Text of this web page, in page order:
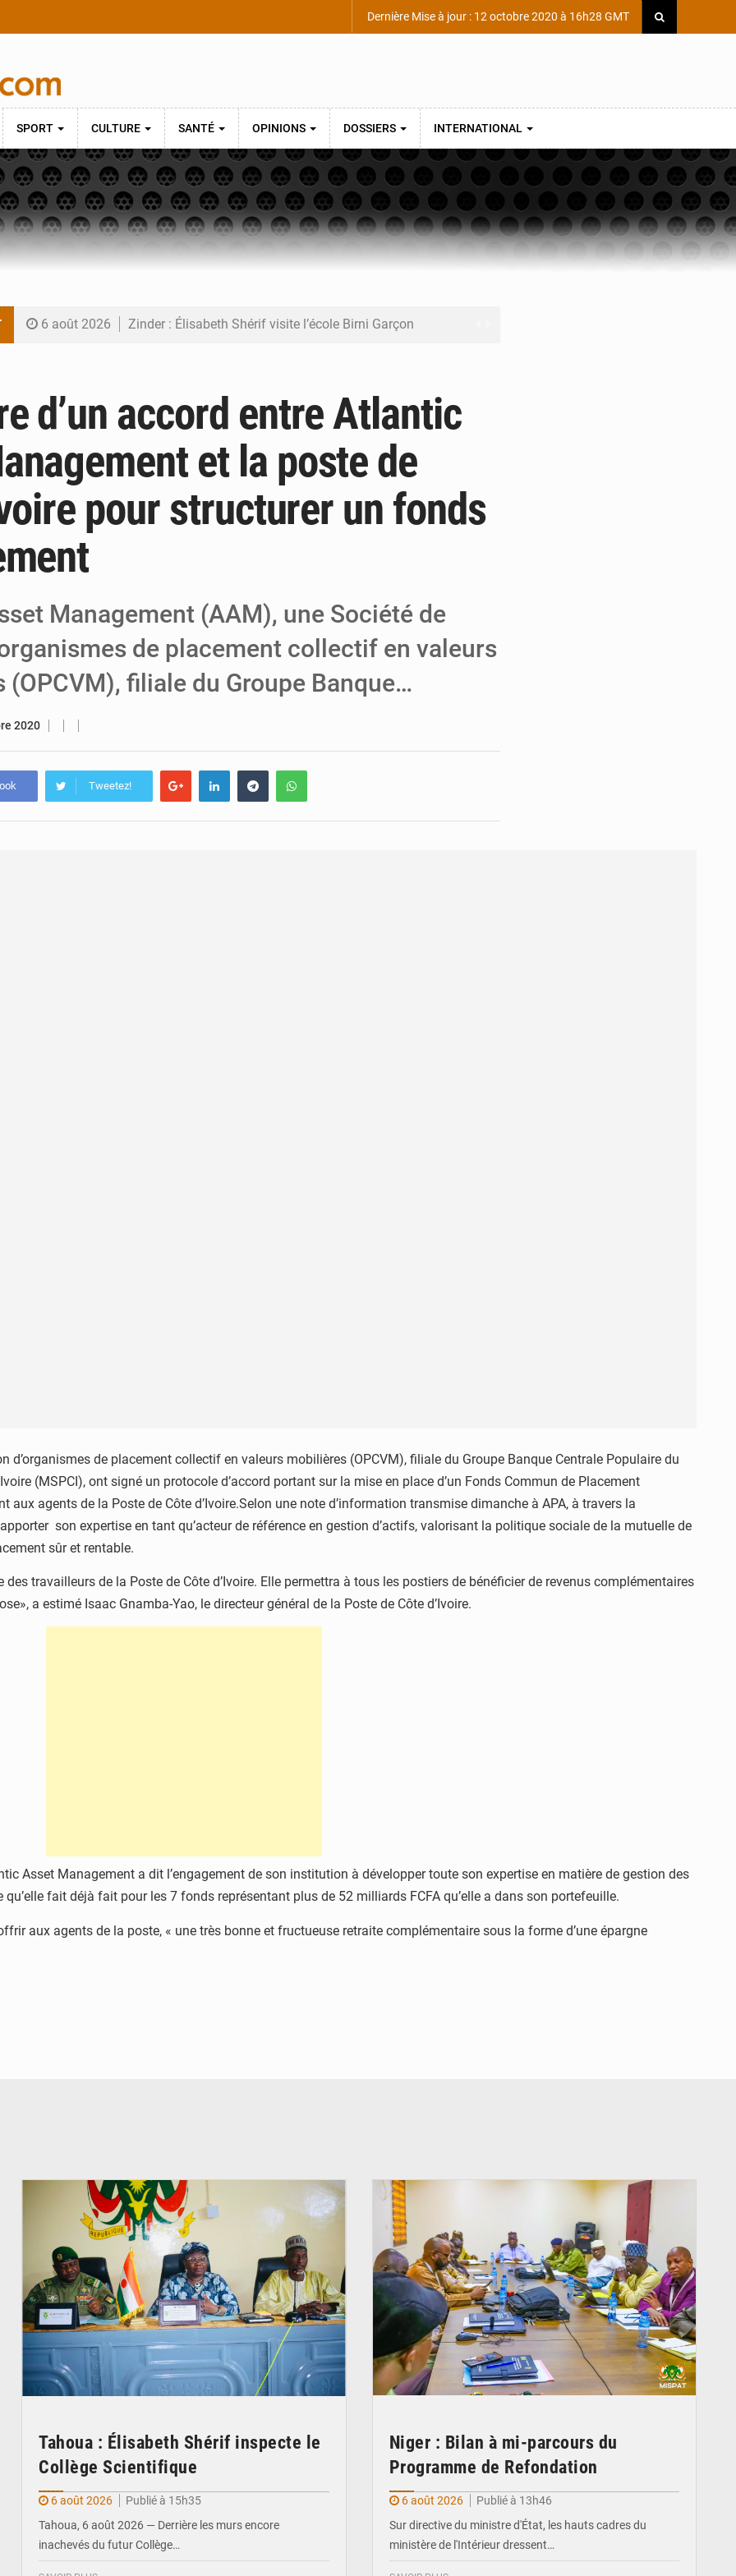
Dernière Mise à jour : 12 octobre 2020 à 16h28 GMT
SPORT CULTURE SANTÉ OPINIONS DOSSIERS INTERNATIONAL
6 août 2026 Zinder : Élisabeth Shérif visite l’école Birni Garçon
6 août 2026 Niger : Bilan à mi-parcours du Programme de Refondation
6 août 2026 Chasse aux gabegies à Niamey : 74 milliards de FCFA recouvrés par la COLDEFF
5 août 2026 Tibiri : le dialogue, nouveau terrain de jeu pour la paix
d’un accord entre Atlantic
et la poste de
pour structurer un fonds
Management (AAM), une Société de
de placement collectif en valeurs
(OPCVM), filiale du Groupe Banque…
2020
Tweetez!
d’organismes de placement collectif en valeurs mobilières (OPCVM), filiale du Groupe Banque Centrale Populaire du
(MSPCI), ont signé un protocole d’accord portant sur la mise en place d’un Fonds Commun de Placement
aux agents de la Poste de Côte d’Ivoire.Selon une note d’information transmise dimanche à APA, à travers la
son expertise en tant qu’acteur de référence en gestion d’actifs, valorisant la politique sociale de la mutuelle de
sûr et rentable.
travailleurs de la Poste de Côte d’Ivoire. Elle permettra à tous les postiers de bénéficier de revenus complémentaires
a estimé Isaac Gnamba-Yao, le directeur général de la Poste de Côte d’Ivoire.
Asset Management a dit l’engagement de son institution à développer toute son expertise en matière de gestion des
qu’elle fait déjà fait pour les 7 fonds représentant plus de 52 milliards FCFA qu’elle a dans son portefeuille.
aux agents de la poste, « une très bonne et fructueuse retraite complémentaire sous la forme d’une épargne
Tahoua : Élisabeth Shérif inspecte le
Collège Scientifique
6 août 2026
Publié à 15h35
Tahoua, 6 août 2026 — Derrière les murs encore
inachevés du futur Collège…
Niger : Bilan à mi-parcours du
Programme de Refondation
6 août 2026
Publié à 13h46
Sur directive du ministre d'État, les hauts cadres du
ministère de l'Intérieur dressent…